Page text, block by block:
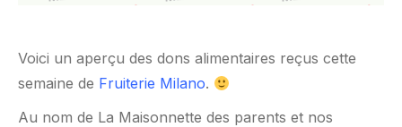
Voici un aperçu des dons alimentaires reçus cette
semaine de Fruiterie Milano.
Au nom de La Maisonnette des parents et nos